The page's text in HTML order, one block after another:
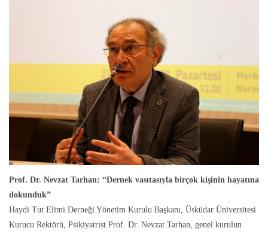
Prof. Dr. Nevzat Tarhan: “Dernek vasıtasıyla birçok kişinin hayatına
dokunduk”
Haydi Tut Elimi Derneği Yönetim Kurulu Başkanı, Üsküdar Üniversitesi
Kurucu Rektörü, Psikiyatrist Prof. Dr. Nevzat Tarhan, genel kurulun